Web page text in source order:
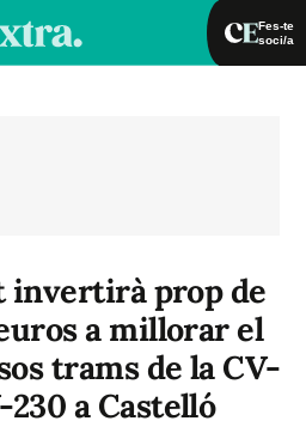
Fes-te
soci/a
invertirà prop de
a millorar el
trams de la CV-
230 a Castelló